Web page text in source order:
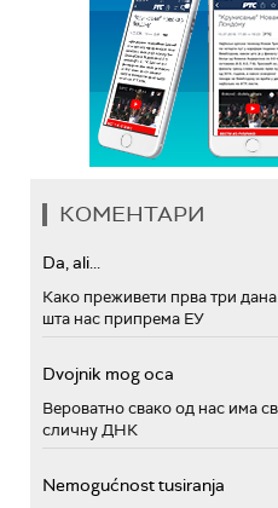
КОМЕНТАРИ
Da, ali...
Како преживети прва три
шта нас припрема ЕУ
Dvojnik mog oca
Вероватно свако од нас има
сличну ДНК
Nemogućnost tusiranja